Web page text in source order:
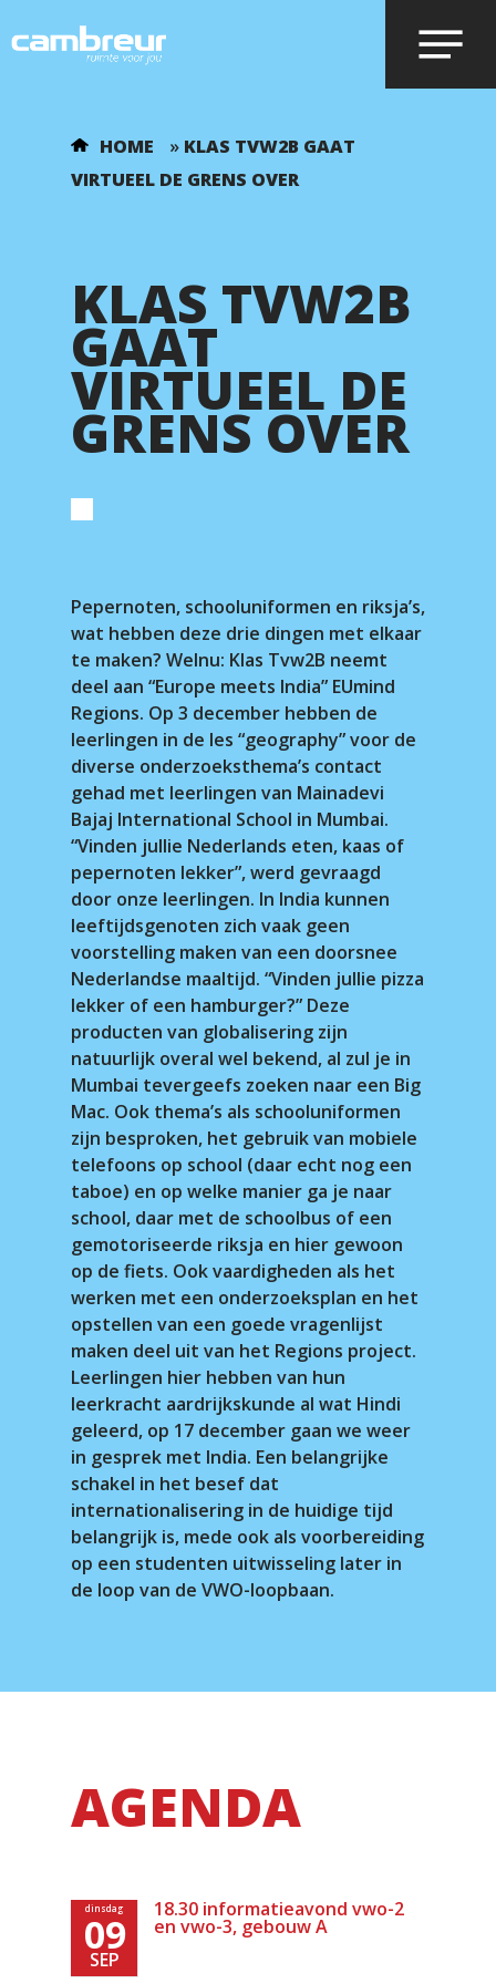
Voer je zoekopdracht in en druk op
HOME » KLAS TVW2B GAAT
VIRTUEEL DE GRENS OVER
KLAS TVW2B
GAAT
VIRTUEEL DE
GRENS OVER
Pepernoten, schooluniformen en riksja’s,
wat hebben deze drie dingen met elkaar
te maken? Welnu: Klas Tvw2B neemt
deel aan “Europe meets India” EUmind
Regions. Op 3 december hebben de
leerlingen in de les “geography” voor de
diverse onderzoeksthema’s contact
gehad met leerlingen van Mainadevi
Bajaj International School in Mumbai.
“Vinden jullie Nederlands eten, kaas of
pepernoten lekker”, werd gevraagd
door onze leerlingen. In India kunnen
leeftijdsgenoten zich vaak geen
voorstelling maken van een doorsnee
Nederlandse maaltijd. “Vinden jullie pizza
lekker of een hamburger?” Deze
producten van globalisering zijn
natuurlijk overal wel bekend, al zul je in
Mumbai tevergeefs zoeken naar een Big
Mac. Ook thema’s als schooluniformen
zijn besproken, het gebruik van mobiele
telefoons op school (daar echt nog een
taboe) en op welke manier ga je naar
school, daar met de schoolbus of een
gemotoriseerde riksja en hier gewoon
op de fiets. Ook vaardigheden als het
werken met een onderzoeksplan en het
opstellen van een goede vragenlijst
maken deel uit van het Regions project.
Leerlingen hier hebben van hun
leerkracht aardrijkskunde al wat Hindi
geleerd, op 17 december gaan we weer
in gesprek met India. Een belangrijke
schakel in het besef dat
internationalisering in de huidige tijd
belangrijk is, mede ook als voorbereiding
op een studenten uitwisseling later in
de loop van de VWO-loopbaan.
AGENDA
dinsdag
09
SEP
18.30 informatieavond vwo-2
en vwo-3, gebouw A